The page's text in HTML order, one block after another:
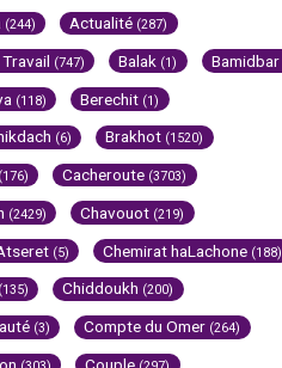
(244) Actualité (287)
(747) Balak (1) Bamidbar
(118) Berechit (1)
(6) Brakhot (1520)
(176) Cacheroute (3703)
(2429) Chavouot (219)
(5) Chemirat haLachone (188)
(135) Chiddoukh (200)
(3) Compte du Omer (264)